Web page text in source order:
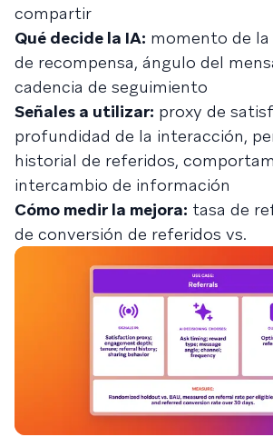
compartir
Qué decide la IA: momento de
de recompensa, ángulo del
cadencia de seguimiento
Señales a utilizar: proxy de
profundidad de la interacción,
historial de referidos,
intercambio de información
Cómo medir la mejora: tasa de
de conversión de referidos vs.